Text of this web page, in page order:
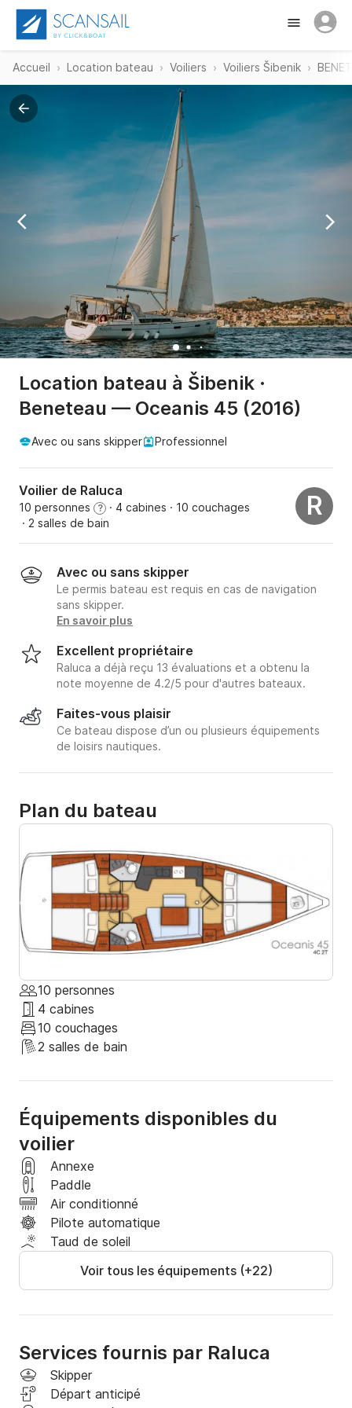
Accueil Location bateau Voiliers Voiliers Šibenik
Location bateau à Šibenik ·
Beneteau — Oceanis 45 (2016)
Avec ou sans skipper Professionnel
Voilier de Raluca
10 personnes ? · 4 cabines · 10 couchages
· 2 salles de bain
R
Avec ou sans skipper
Le permis bateau est requis en cas de navigation
sans skipper.
En savoir plus
Excellent propriétaire
Raluca a déjà reçu 13 évaluations et a obtenu la
note moyenne de 4.2/5 pour d'autres bateaux.
Faites-vous plaisir
Ce bateau dispose d’un ou plusieurs équipements
de loisirs nautiques.
Plan du bateau
10 personnes
4 cabines
10 couchages
2 salles de bain
Équipements disponibles du
voilier
Annexe
Paddle
Air conditionné
Pilote automatique
Taud de soleil
Voir tous les équipements (+22)
Services fournis par Raluca
Skipper
Départ anticipé